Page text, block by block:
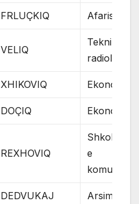
FRLUÇKIQ Afarist
VELIQ
Teknik i
radiologjisë
XHIKOVIQ Ekonomist
DOÇIQ Ekonomist
REXHOVIQ
Shkolla e
e
DEDVUKAJ Arsim i